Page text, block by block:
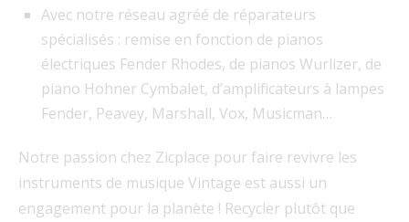
Avec notre réseau agréé de réparateurs
spécialisés : remise en fonction de pianos
électriques Fender Rhodes, de pianos Wurlizer, de
piano Hohner Cymbalet, d’amplificateurs à lampes
Fender, Peavey, Marshall, Vox, Musicman…
Notre passion chez Zicplace pour faire revivre les
instruments de musique Vintage est aussi un
engagement pour la planète ! Recycler plutôt que